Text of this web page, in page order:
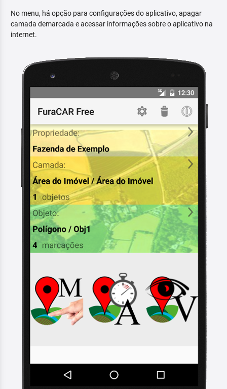
No menu, há opção para configurações do aplicativo, apagar
camada demarcada e acessar informações sobre o aplicativo na
internet.